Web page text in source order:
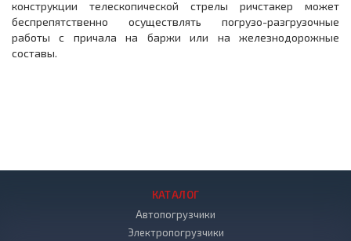
конструкции телескопической стрелы ричстакер может
беспрепятственно осуществлять погрузо-разгрузочные
работы с причала на баржи или на железнодорожные
составы.
КАТАЛОГ
Автопогрузчики
Электропогрузчики